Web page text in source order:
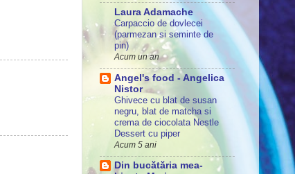
Laura Adamache
Carpaccio de dovlecei
(parmezan si seminte de
pin)
Acum un an
Angel's food - Angelica
Nistor
Ghivece cu blat de susan
negru, blat de matcha si
crema de ciocolata Nestle
Dessert cu piper
Acum 5 ani
Din bucătăria mea-